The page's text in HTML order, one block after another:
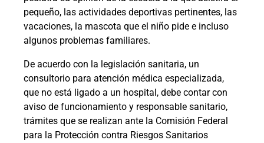
pequeño, las actividades deportivas pertinentes, las
vacaciones, la mascota que el niño pide e incluso
algunos problemas familiares.
De acuerdo con la legislación sanitaria, un
consultorio para atención médica especializada,
que no está ligado a un hospital, debe contar con
aviso de funcionamiento y responsable sanitario,
trámites que se realizan ante la Comisión Federal
para la Protección contra Riesgos Sanitarios